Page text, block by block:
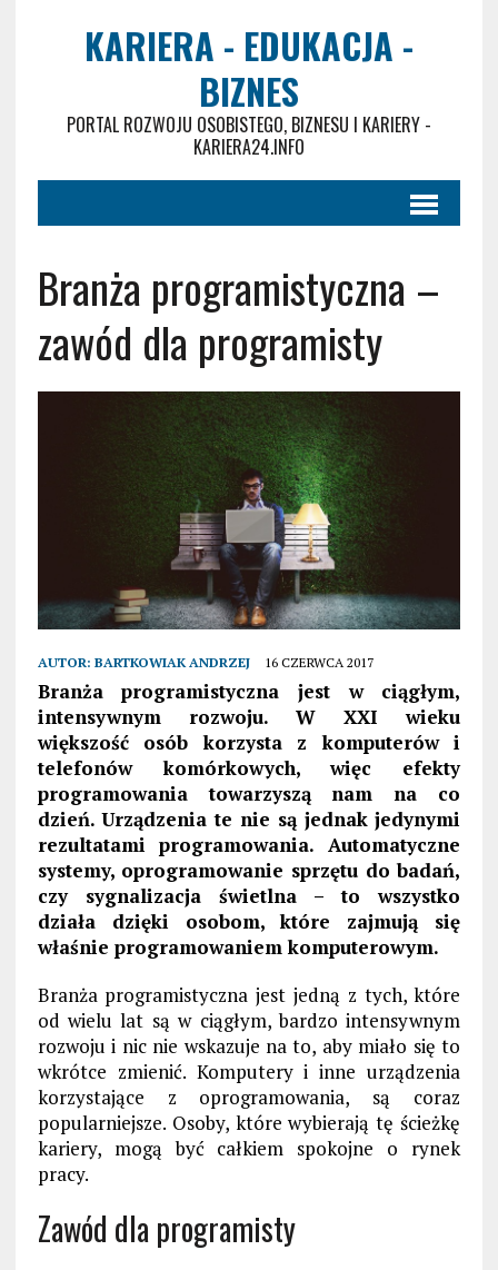
KARIERA - EDUKACJA -
BIZNES
PORTAL ROZWOJU OSOBISTEGO, BIZNESU I KARIERY -
KARIERA24.INFO
Branża programistyczna –
zawód dla programisty
AUTOR: BARTKOWIAK ANDRZEJ 16 CZERWCA 2017
Branża programistyczna jest w ciągłym,
intensywnym rozwoju. W XXI wieku
większość osób korzysta z komputerów i
telefonów komórkowych, więc efekty
programowania towarzyszą nam na co
dzień. Urządzenia te nie są jednak jedynymi
rezultatami programowania. Automatyczne
systemy, oprogramowanie sprzętu do badań,
czy sygnalizacja świetlna – to wszystko
działa dzięki osobom, które zajmują się
właśnie programowaniem komputerowym.
Branża programistyczna jest jedną z tych, które
od wielu lat są w ciągłym, bardzo intensywnym
rozwoju i nic nie wskazuje na to, aby miało się to
wkrótce zmienić. Komputery i inne urządzenia
korzystające z oprogramowania, są coraz
popularniejsze. Osoby, które wybierają tę ścieżkę
kariery, mogą być całkiem spokojne o rynek
pracy.
Zawód dla programisty